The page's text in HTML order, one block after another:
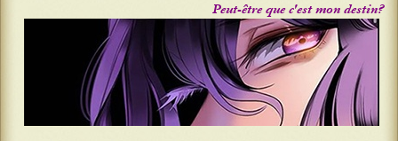
Peut-être que c'est mon destin?